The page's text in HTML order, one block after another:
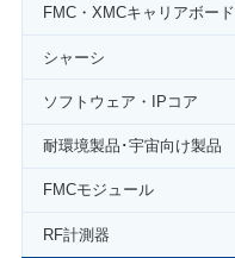
FMC・XMCキャリアボード
シャーシ
ソフトウェア・IPコア
耐環境製品･宇宙向け製品
FMCモジュール
RF計測器